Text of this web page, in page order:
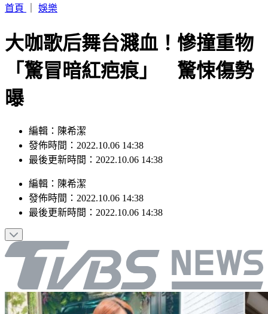
大咖歌后舞台濺血！慘撞重物
「驚冒暗紅疤痕」 驚悚傷勢
曝
發佈時間：2022.10.06 14:38
最後更新時間：2022.10.06 14:38
發佈時間：2022.10.06 14:38
最後更新時間：2022.10.06 14:38